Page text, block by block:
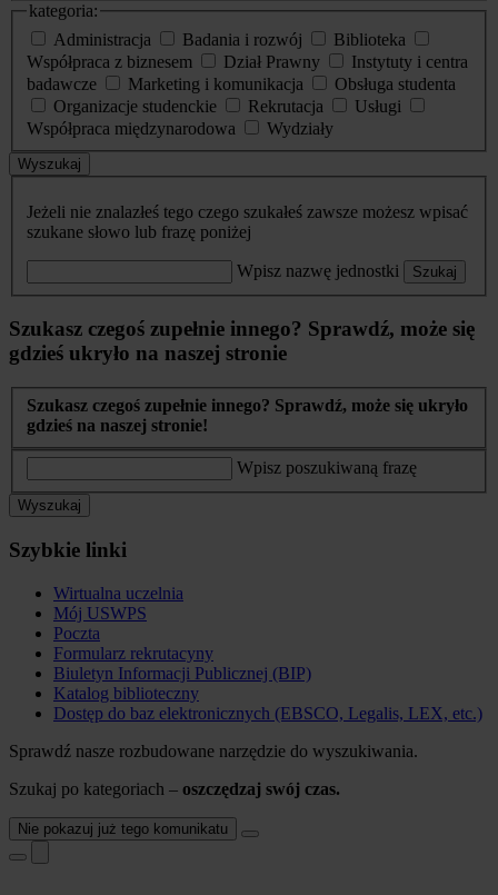
kategoria:
Administracja
Badania i rozwój
Biblioteka
Współpraca z biznesem
Dział Prawny
Instytuty i centra
badawcze
Marketing i komunikacja
Obsługa studenta
Organizacje studenckie
Rekrutacja
Usługi
Współpraca międzynarodowa
Wydziały
Wyszukaj
Jeżeli nie znalazłeś tego czego szukałeś zawsze możesz wpisać
szukane słowo lub frazę poniżej
Wpisz nazwę jednostki Szukaj
Szukasz czegoś zupełnie innego? Sprawdź, może się
gdzieś ukryło na naszej stronie
Szukasz czegoś zupełnie innego? Sprawdź, może się ukryło
gdzieś na naszej stronie!
Wpisz poszukiwaną frazę
Wyszukaj
Szybkie linki
Wirtualna uczelnia
Mój USWPS
Poczta
Formularz rekrutacyny
Biuletyn Informacji Publicznej (BIP)
Katalog biblioteczny
Dostęp do baz elektronicznych (EBSCO, Legalis, LEX, etc.)
Sprawdź nasze rozbudowane narzędzie do wyszukiwania.
Szukaj po kategoriach – oszczędzaj swój czas.
Nie pokazuj już tego komunikatu